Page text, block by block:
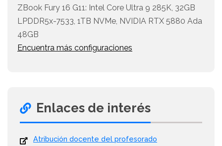
ZBook Fury 16 G11: Intel Core Ultra 9 285K, 32GB
LPDDR5x-7533, 1TB NVMe, NVIDIA RTX 5880 Ada
48GB
Encuentra más configuraciones
Enlaces de interés
Atribución docente del profesorado